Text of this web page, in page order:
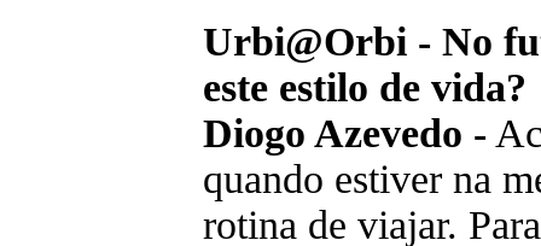
Urbi@Orbi - No
este estilo de vida?
Diogo Azevedo -
quando estiver na
rotina de viajar.